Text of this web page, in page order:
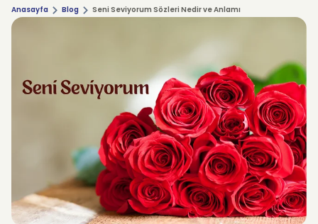
Anasayfa Blog Seni Seviyorum Sözleri Nedir ve Anlamı